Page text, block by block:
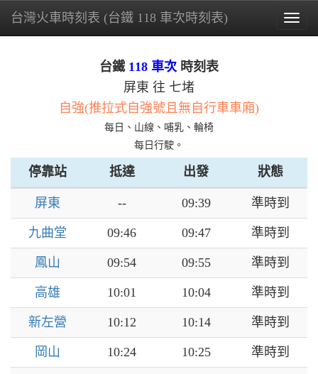
台灣火車時刻表 (台鐵 118 車次時刻表)
台鐵118 車次時刻表
屏東 往 七堵
自強(推拉式自強號且無自行車車廂)
每日、山線、哺乳、輪椅
每日行駛。
停靠站 抵達 出發 狀態
屏東 -- 09:39 準時到
九曲堂 09:46 09:47 準時到
鳳山 09:54 09:55 準時到
高雄 10:01 10:04 準時到
新左營 10:12 10:14 準時到
岡山 10:24 10:25 準時到